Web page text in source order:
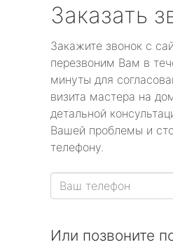
Заказать
Закажите звонок с
перезвоним Вам в
минуты для
визита мастера на
детальной
Вашей проблемы и
телефону.
Или позвоните